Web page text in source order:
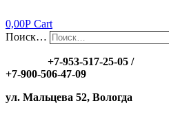
0,00Р Cart
Поиск…
+7-953-517-25-05 /
+7-900-506-47-09
ул. Мальцева 52, Вологда